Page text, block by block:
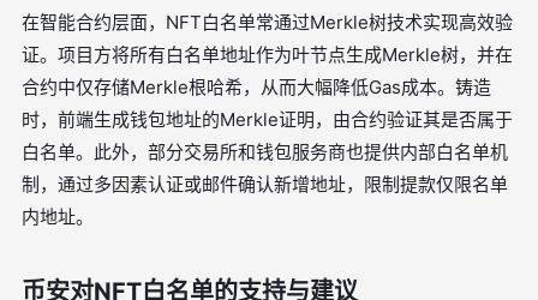
在智能合约层面，NFT白名单常通过Merkle树技术实现高效验
证。项目方将所有白名单地址作为叶节点生成Merkle树，并在
合约中仅存储Merkle根哈希，从而大幅降低Gas成本。铸造
时，前端生成钱包地址的Merkle证明，由合约验证其是否属于
白名单。此外，部分交易所和钱包服务商也提供内部白名单机
制，通过多因素认证或邮件确认新增地址，限制提款仅限名单
内地址。
币安对NFT白名单的支持与建议